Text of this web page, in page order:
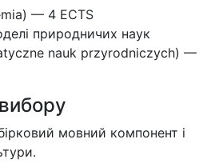
— 4 ECTS
природничих наук
nauk przyrodniczych) —
мовний компонент і